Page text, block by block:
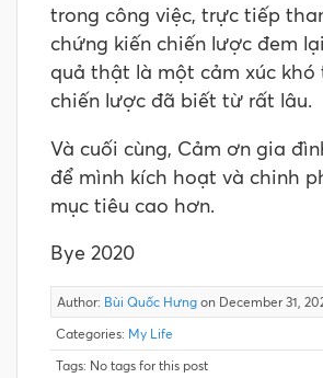
trong công việc, trực tiếp
chứng kiến chiến lược đem
quả thật là một cảm xúc khó
chiến lược đã biết từ rất lâu.
Và cuối cùng, Cảm ơn gia
để mình kích hoạt và chinh
mục tiêu cao hơn.
Bye 2020
Author: Bùi Quốc Hưng on December 31,
Categories: My Life
Tags: No tags for this post